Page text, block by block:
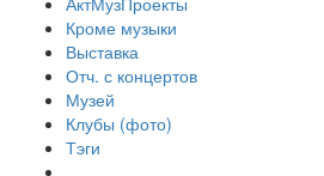
Кроме музыки
Выставка
Отч. с концертов
Музей
Клубы (фото)
Тэги